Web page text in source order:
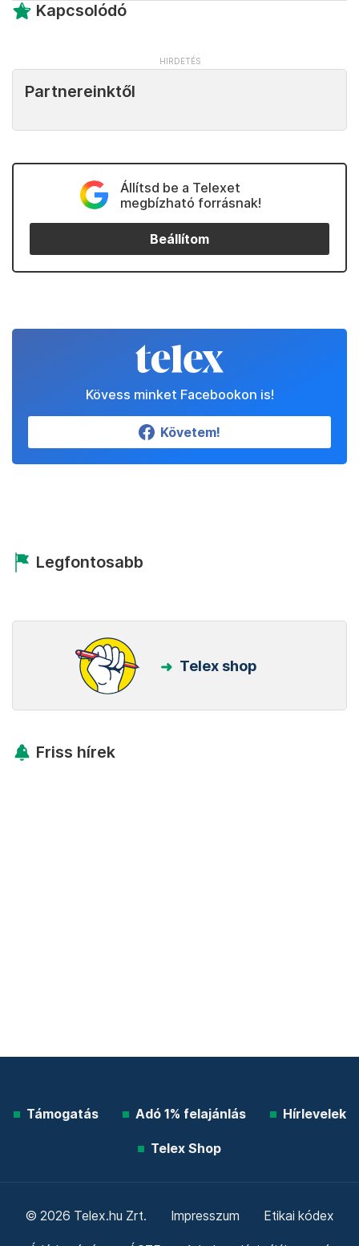
Kapcsolódó
Partnereinktől
Állítsd be a Telexet
megbízható forrásnak!
Beállítom
Kövess minket Facebookon is!
Követem!
Legfontosabb
Telex shop
Friss hírek
Támogatás Adó 1% felajánlás Hírlevelek
Telex Shop
© 2026 Telex.hu Zrt. Impresszum Etikai kódex